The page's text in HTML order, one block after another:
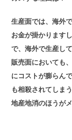
生産面では、海外
お金が掛かります
で、海外で生産し
販売面においても
にコストが膨らん
も相殺されてしまう
地産地消のほうが